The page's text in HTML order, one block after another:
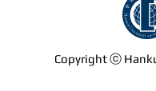
Copyright ⓒ